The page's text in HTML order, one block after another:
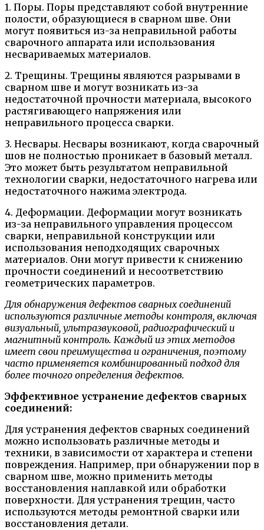
1. Поры. Поры представляют собой внутренние
полости, образующиеся в сварном шве. Они
могут появиться из-за неправильной работы
сварочного аппарата или использования
несвариваемых материалов.
2. Трещины. Трещины являются разрывами в
сварном шве и могут возникать из-за
недостаточной прочности материала, высокого
растягивающего напряжения или
неправильного процесса сварки.
3. Несвары. Несвары возникают, когда сварочный
шов не полностью проникает в базовый металл.
Это может быть результатом неправильной
технологии сварки, недостаточного нагрева или
недостаточного нажима электрода.
4. Деформации. Деформации могут возникать
из-за неправильного управления процессом
сварки, неправильной конструкции или
использования неподходящих сварочных
материалов. Они могут привести к снижению
прочности соединений и несоответствию
геометрических параметров.
Для обнаружения дефектов сварных соединений
используются различные методы контроля, включая
визуальный, ультразвуковой, радиографический и
магнитный контроль. Каждый из этих методов
имеет свои преимущества и ограничения, поэтому
часто применяется комбинированный подход для
более точного определения дефектов.
Эффективное устранение дефектов сварных
соединений:
Для устранения дефектов сварных соединений
можно использовать различные методы и
техники, в зависимости от характера и степени
повреждения. Например, при обнаружении пор в
сварном шве, можно применить методы
восстановления наплавкой или обработки
поверхности. Для устранения трещин, часто
используются методы ремонтной сварки или
восстановления детали.